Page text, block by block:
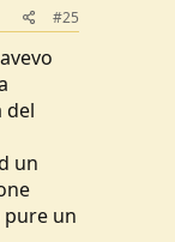
#25
del
un
un